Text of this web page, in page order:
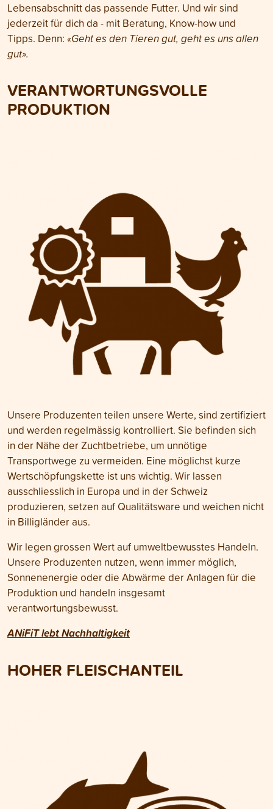
Lebensabschnitt das passende Futter. Und wir sind
jederzeit für dich da - mit Beratung, Know-how und
Tipps. Denn: «Geht es den Tieren gut, geht es uns allen
gut».
VERANTWORTUNGSVOLLE
PRODUKTION
Unsere Produzenten teilen unsere Werte, sind zertifiziert
und werden regelmässig kontrolliert. Sie befinden sich
in der Nähe der Zuchtbetriebe, um unnötige
Transportwege zu vermeiden. Eine möglichst kurze
Wertschöpfungskette ist uns wichtig. Wir lassen
ausschliesslich in Europa und in der Schweiz
produzieren, setzen auf Qualitätsware und weichen nicht
in Billigländer aus.
Wir legen grossen Wert auf umweltbewusstes Handeln.
Unsere Produzenten nutzen, wenn immer möglich,
Sonnenenergie oder die Abwärme der Anlagen für die
Produktion und handeln insgesamt
verantwortungsbewusst.
ANiFiT lebt Nachhaltigkeit
HOHER FLEISCHANTEIL